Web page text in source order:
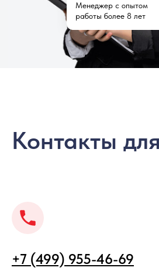
Менеджер с опытом
работы более 8 лет
Контакты
+7 (499) 955-46-69